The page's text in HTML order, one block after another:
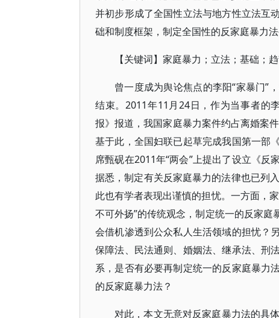
并初步形成了全国性立法与地方性立法互
础和制度框架，制定全国性的反家庭暴力法
【关键词】家庭暴力；立法；基础；
曾一度成为舆论焦点的李阳“家暴门”
结束。2011年11月24日，作为当事者的
报》报道，我国家庭暴力案件约占离婚案
基于此，全国妇联已起草完成我国第一部
席甄砚在2011年“两会”上提出了设立《反
据悉，制定有关反家庭暴力的法律也已列
此也有学者表现出谨慎的担忧。一方面，
不可外扬”的传统观念，制定统一的反家
会借机渗透到公众私人生活领域的担忧？
保障法、民法通则、婚姻法、继承法、刑
系，是否有必要再制定统一的反家庭暴力
的反家庭暴力法？
对此，本文无意对反家庭暴力法的具